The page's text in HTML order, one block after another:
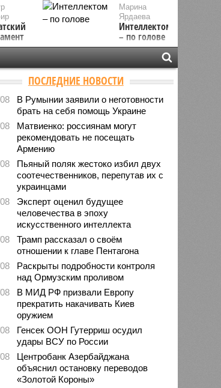
Марина
Ярдаева
Интеллектом
– по голове
ПОСЛЕДНИЕ НОВОСТИ
В Румынии заявили о неготовности
брать на себя помощь Украине
Матвиенко: россиянам могут
рекомендовать не посещать
Армению
Пьяный поляк жестоко избил двух
соотечественников, перепутав их с
украинцами
Эксперт оценил будущее
человечества в эпоху
искусственного интеллекта
Трамп рассказал о своём
отношении к главе Пентагона
Раскрыты подробности контроля
над Ормузским проливом
В МИД РФ призвали Европу
прекратить накачивать Киев
оружием
Генсек ООН Гутерриш осудил
удары ВСУ по России
Центробанк Азербайджана
объяснил остановку переводов
«Золотой Короны»